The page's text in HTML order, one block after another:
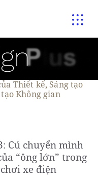
Thiết kế, Sáng tạo
Không gian
Cú chuyển mình
“ông lớn” trong
xe điện